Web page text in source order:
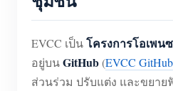
EVCC เป็นโครงการโอเพน
อยู่บนGitHub(EVCC GitHub
ส่วนร่วม ปรับแต่ง และขยา